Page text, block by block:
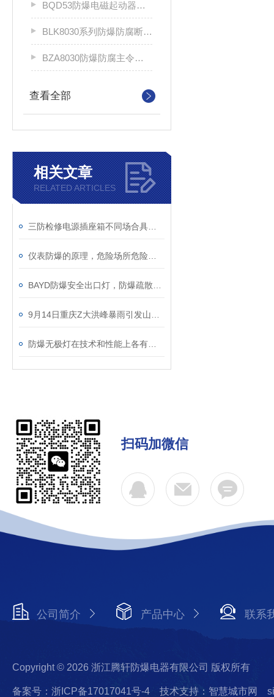
BQD53防爆电磁起动器（Ⅱ B、Ⅱ C）
BLK8030系列防爆防腐断路器
BZA8030防爆防腐主令控制器
查看全部
相关文章
RELATED ARTICLES
扫码加微信
公司简介 产品中心 联系
Copyright © 2026 浙江腾轩防爆电器有限公司 版权所有
备案号：浙ICP备17017041号-4 技术支持：智慧城市网